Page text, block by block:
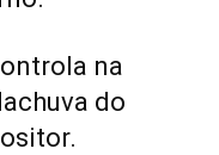
na
do